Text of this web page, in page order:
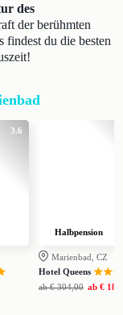
des
der berühmten
du die besten
3.6
Halbpension
Marienbad, CZ
Hotel Queens
ab € 304,00 ab €